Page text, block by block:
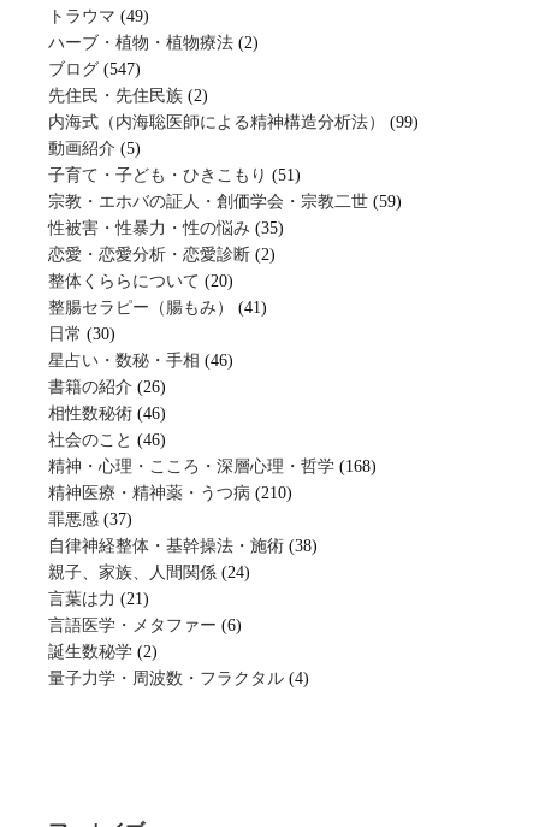
トラウマ (49)
ハーブ・植物・植物療法 (2)
ブログ (547)
先住民・先住民族 (2)
内海式（内海聡医師による精神構造分析法）
(99)
動画紹介 (5)
子育て・子ども・ひきこもり (51)
宗教・エホバの証人・創価学会・宗教二世 (59)
性被害・性暴力・性の悩み (35)
恋愛・恋愛分析・恋愛診断 (2)
整体くららについて (20)
整腸セラピー（腸もみ）
(41)
日常 (30)
星占い・数秘・手相 (46)
書籍の紹介 (26)
相性数秘術 (46)
社会のこと (46)
精神・心理・こころ・深層心理・哲学 (168)
精神医療・精神薬・うつ病 (210)
罪悪感 (37)
自律神経整体・基幹操法・施術 (38)
親子、家族、人間関係 (24)
言葉は力 (21)
言語医学・メタファー (6)
誕生数秘学 (2)
量子力学・周波数・フラクタル (4)